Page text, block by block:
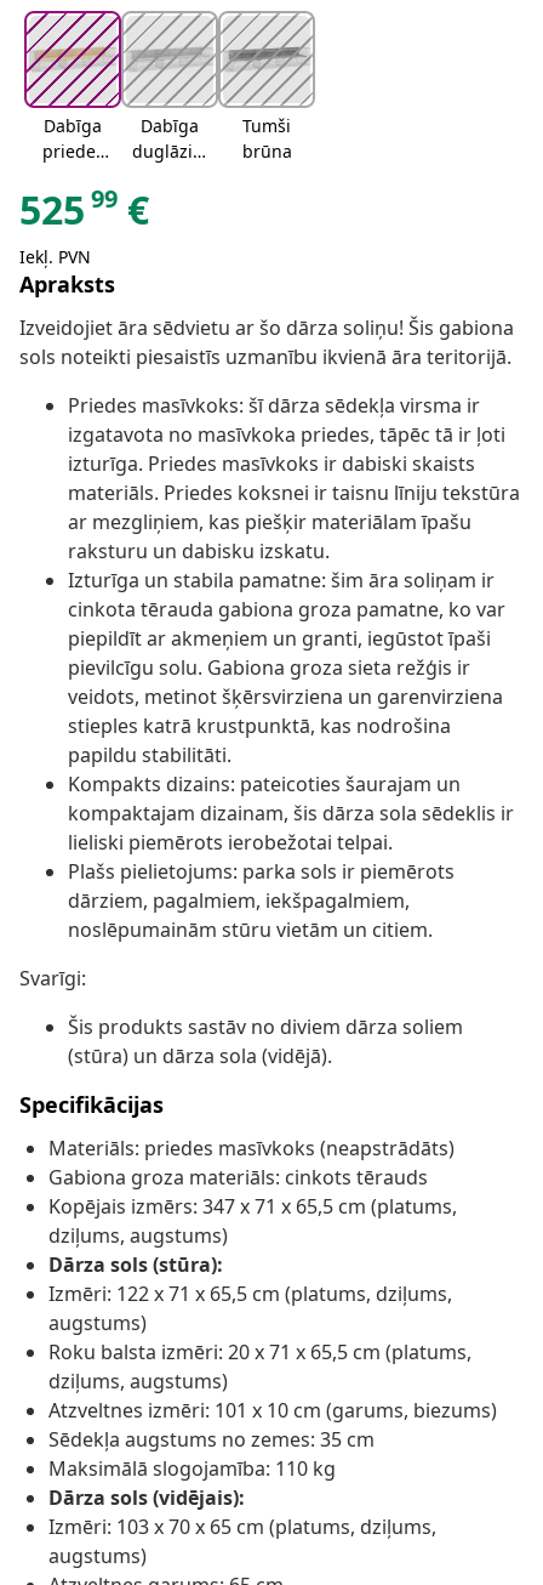
Dabīga
priedes
Dabīga
duglāzija
Tumši
brūna
525 99 €
Iekļ. PVN
Apraksts
Izveidojiet āra sēdvietu ar šo dārza soliņu! Šis gabiona
sols noteikti piesaistīs uzmanību ikvienā āra teritorijā.
Priedes masīvkoks: šī dārza sēdekļa virsma ir
izgatavota no masīvkoka priedes, tāpēc tā ir ļoti
izturīga. Priedes masīvkoks ir dabiski skaists
materiāls. Priedes koksnei ir taisnu līniju tekstūra
ar mezgliņiem, kas piešķir materiālam īpašu
raksturu un dabisku izskatu.
Izturīga un stabila pamatne: šim āra soliņam ir
cinkota tērauda gabiona groza pamatne, ko var
piepildīt ar akmeņiem un granti, iegūstot īpaši
pievilcīgu solu. Gabiona groza sieta režģis ir
veidots, metinot šķērsvirziena un garenvirziena
stieples katrā krustpunktā, kas nodrošina
papildu stabilitāti.
Kompakts dizains: pateicoties šaurajam un
kompaktajam dizainam, šis dārza sola sēdeklis ir
lieliski piemērots ierobežotai telpai.
Plašs pielietojums: parka sols ir piemērots
dārziem, pagalmiem, iekšpagalmiem,
noslēpumainām stūru vietām un citiem.
Svarīgi:
Šis produkts sastāv no diviem dārza soliem
(stūra) un dārza sola (vidējā).
Specifikācijas
Materiāls: priedes masīvkoks (neapstrādāts)
Gabiona groza materiāls: cinkots tērauds
Kopējais izmērs: 347 x 71 x 65,5 cm (platums,
dziļums, augstums)
Dārza sols (stūra):
Izmēri: 122 x 71 x 65,5 cm (platums, dziļums,
augstums)
Roku balsta izmēri: 20 x 71 x 65,5 cm (platums,
dziļums, augstums)
Atzveltnes izmēri: 101 x 10 cm (garums, biezums)
Sēdekļa augstums no zemes: 35 cm
Maksimālā slogojamība: 110 kg
Dārza sols (vidējais):
Izmēri: 103 x 70 x 65 cm (platums, dziļums,
augstums)